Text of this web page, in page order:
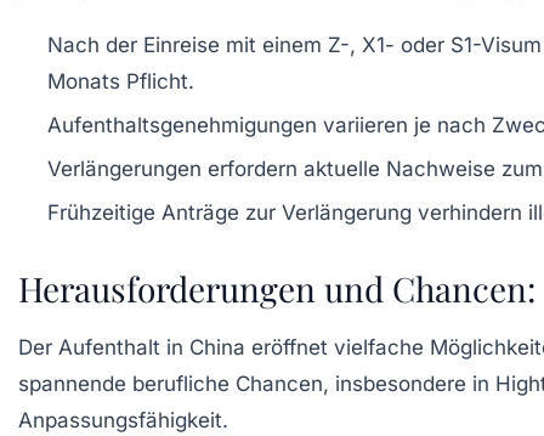
Nach der Einreise mit einem Z-, X1- oder S1-
Monats Pflicht.
Aufenthaltsgenehmigungen variieren je nach
Verlängerungen erfordern aktuelle Nachweise
Frühzeitige Anträge zur Verlängerung verhindern
Herausforderungen und
Der Aufenthalt in China eröffnet vielfache
spannende berufliche Chancen, insbesondere in
Anpassungsfähigkeit.